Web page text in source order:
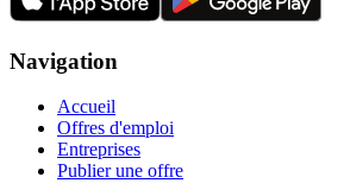
Navigation
Accueil
Offres d'emploi
Entreprises
Publier une offre